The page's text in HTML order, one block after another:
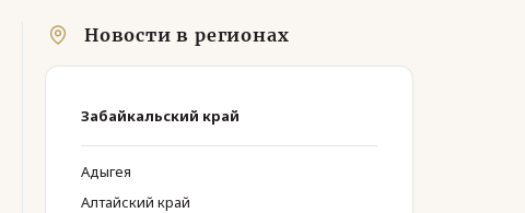
Новости в регионах
Забайкальский край
Адыгея
Алтайский край